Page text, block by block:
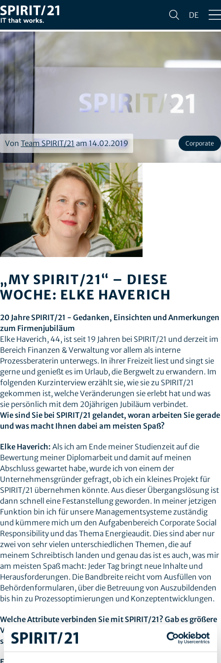
DE
Von Team SPIRIT/21 am 14.02.2019 Corporate
„MY SPIRIT/21“ – DIESE
WOCHE: ELKE HAVERICH
20 Jahre SPIRIT/21 - Gedanken, Einsichten und Anmerkungen
zum Firmenjubiläum
Elke Haverich, 44, ist seit 19 Jahren bei SPIRIT/21 und derzeit im
Bereich Finanzen & Verwaltung vor allem als interne
Prozessberaterin unterwegs. In ihrer Freizeit liest und singt sie
gerne und genießt es im Urlaub, die Bergwelt zu erwandern. Im
folgenden Kurzinterview erzählt sie, wie sie zu SPIRIT/21
gekommen ist, welche Veränderungen sie erlebt hat und was
sie persönlich mit dem 20jährigen Jubiläum verbindet.
Wie sind Sie bei SPIRIT/21 gelandet, woran arbeiten Sie gerade
und was macht Ihnen dabei am meisten Spaß?
Elke Haverich: Als ich am Ende meiner Studienzeit auf die
Bewertung meiner Diplomarbeit und damit auf meinen
Abschluss gewartet habe, wurde ich von einem der
Unternehmensgründer gefragt, ob ich ein kleines Projekt für
SPIRIT/21 übernehmen könnte. Aus dieser Übergangslösung ist
dann schnell eine Festanstellung geworden. In meiner jetzigen
Funktion bin ich für unsere Managementsysteme zuständig
und kümmere mich um den Aufgabenbereich Corporate Social
Responsibility und das Thema Energieaudit. Dies sind aber nur
zwei von sehr vielen unterschiedlichen Themen, die auf
meinem Schreibtisch landen und genau das ist es auch, was mir
am meisten Spaß macht: Jeder Tag bringt neue Inhalte und
Herausforderungen. Die Bandbreite reicht vom Ausfüllen von
Behördenformularen, über die Betreuung von Auszubildenden
bis hin zu Prozessoptimierungen und Konzeptentwicklungen.
Welche Attribute verbinden Sie mit SPIRIT/21? Gab es größere
Veränderungen in Ihrem beruflichen Umfeld seit Sie an Bord
sind? Wenn ja, welche?